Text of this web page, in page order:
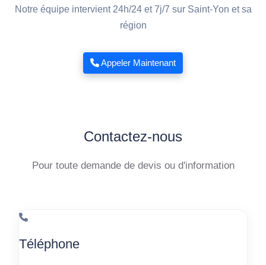
Notre équipe intervient 24h/24 et 7j/7 sur Saint-Yon et sa
région
Appeler Maintenant
Contactez-nous
Pour toute demande de devis ou d'information
Téléphone